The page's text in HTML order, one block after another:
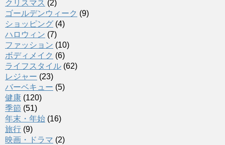
クリスマス (2)
ゴールデンウィーク (9)
ショッピング (4)
ハロウィン (7)
ファッション (10)
ボディメイク (6)
ライフスタイル (62)
レジャー (23)
バーベキュー (5)
健康 (120)
季節 (51)
年末・年始 (16)
旅行 (9)
映画・ドラマ (2)